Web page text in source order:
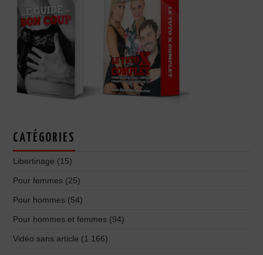
CATÉGORIES
Libertinage (15)
Pour femmes (25)
Pour hommes (54)
Pour hommes et femmes (94)
Vidéo sans article (1 166)